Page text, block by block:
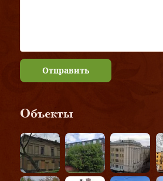
Отправить
Объекты